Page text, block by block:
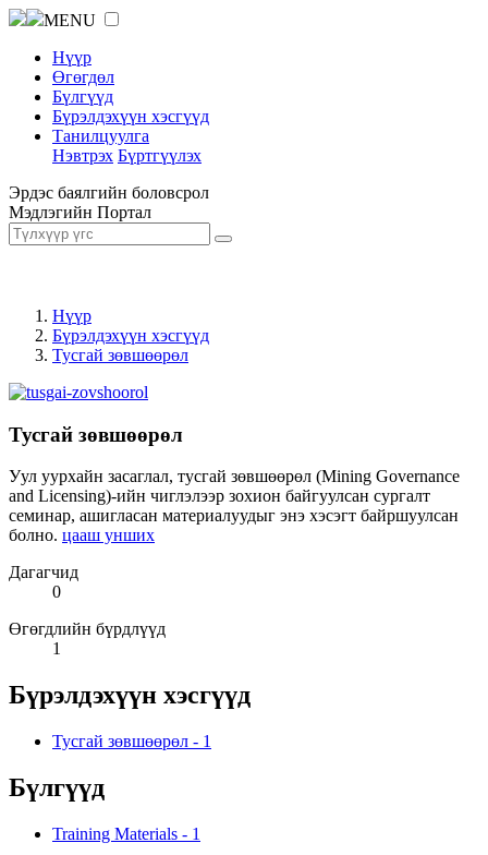
MENU
Нүүр
Өгөгдөл
Бүлгүүд
Бүрэлдэхүүн хэсгүүд
Танилцуулга
Нэвтрэх Бүртгүүлэх
Эрдэс баялгийн боловсрол
Мэдлэгийн Портал
Нүүр
Бүрэлдэхүүн хэсгүүд
Тусгай зөвшөөрөл
Тусгай зөвшөөрөл
Уул уурхайн засаглал, тусгай зөвшөөрөл (Mining Governance
and Licensing)-ийн чиглэлээр зохион байгуулсан сургалт
семинар, ашигласан материалуудыг энэ хэсэгт байршуулсан
болно. цааш унших
Дагагчид
0
Өгөгдлийн бүрдлүүд
1
Бүрэлдэхүүн хэсгүүд
Тусгай зөвшөөрөл - 1
Бүлгүүд
Training Materials - 1